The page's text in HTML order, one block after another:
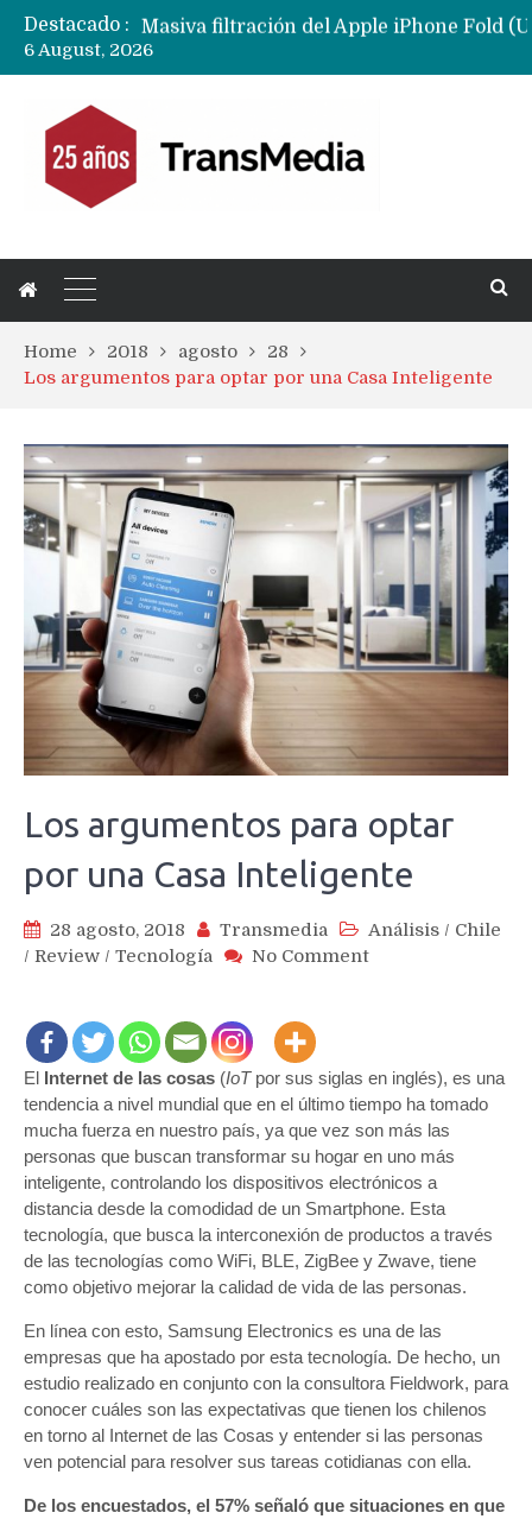
Destacado :
Masiva filtración del Apple iPhone Fold (Ultra) con todas sus características, precios y opciones
Nuevas filtraciones del Mate 90 Pro Max apuntan a potenciar las cámaras y pantalla OLED doble capa
6 August, 2026
Home 2018 agosto
28
Los argumentos para optar por una Casa Inteligente
Los argumentos para optar
por una Casa Inteligente
28 agosto, 2018 Transmedia Análisis / Chile
/ Review / Tecnología No Commenton
por
una
Casa
Inteligente
El Internet de las cosas (IoTpor sus siglas en inglés), es una
tendencia a nivel mundial que en el último tiempo ha tomado
mucha fuerza en nuestro país, ya que vez son más las
personas que buscan transformar su hogar en uno más
inteligente, controlando los dispositivos electrónicos a
distancia desde la comodidad de un Smartphone. Esta
tecnología, que busca la interconexión de productos a través
de las tecnologías como WiFi, BLE, ZigBee y Zwave, tiene
como objetivo mejorar la calidad de vida de las personas.
En línea con esto, Samsung Electronics es una de las
empresas que ha apostado por esta tecnología. De hecho, un
estudio realizado en conjunto con la consultora Fieldwork, para
conocer cuáles son las expectativas que tienen los chilenos
en torno al Internet de las Cosas y entender si las personas
ven potencial para resolver sus tareas cotidianas con ella.
De los encuestados, el 57% señaló que situaciones en que